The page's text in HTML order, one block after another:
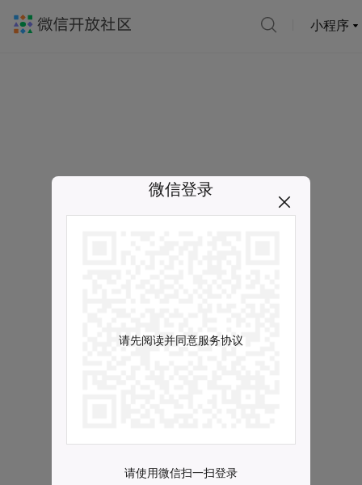
小程序
微信登录
请先阅读并同意服务协议
请使用微信扫一扫登录